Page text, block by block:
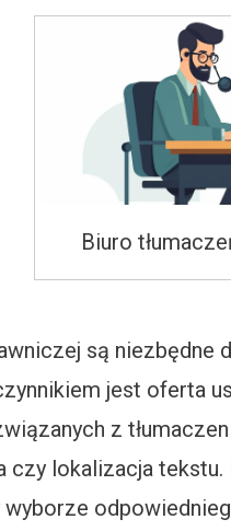
Biuro
są niezbędne
jest oferta
z
lokalizacja tekstu.